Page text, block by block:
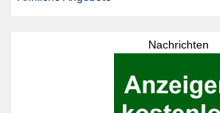
Nachrichten